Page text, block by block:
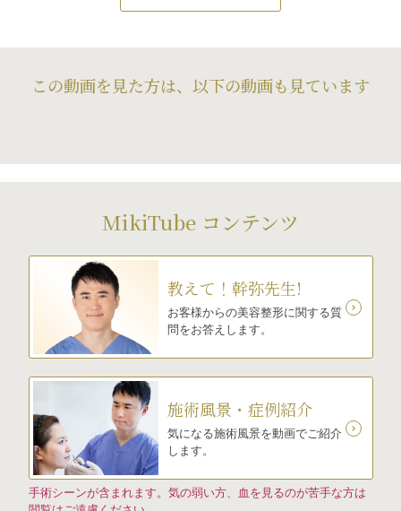
この動画を見た方は、以下の動画も見ています
MikiTube コンテンツ
教えて！幹弥先生!
お客様からの美容整形に関する質
問をお答えします。
施術風景・症例紹介
気になる施術風景を動画でご紹介
します。
手術シーンが含まれます。気の弱い方、血を見るのが苦手な方は